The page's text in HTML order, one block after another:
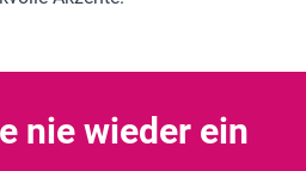
nie wieder ein